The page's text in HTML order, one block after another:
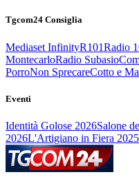
Tgcom24 Consiglia
Mediaset InfinityR101Radio
MontecarloRadio Subasio
PorroNon SprecareCotto e
Eventi
Identità Golose 2026Salone
2026L'Artigiano in Fiera 2025